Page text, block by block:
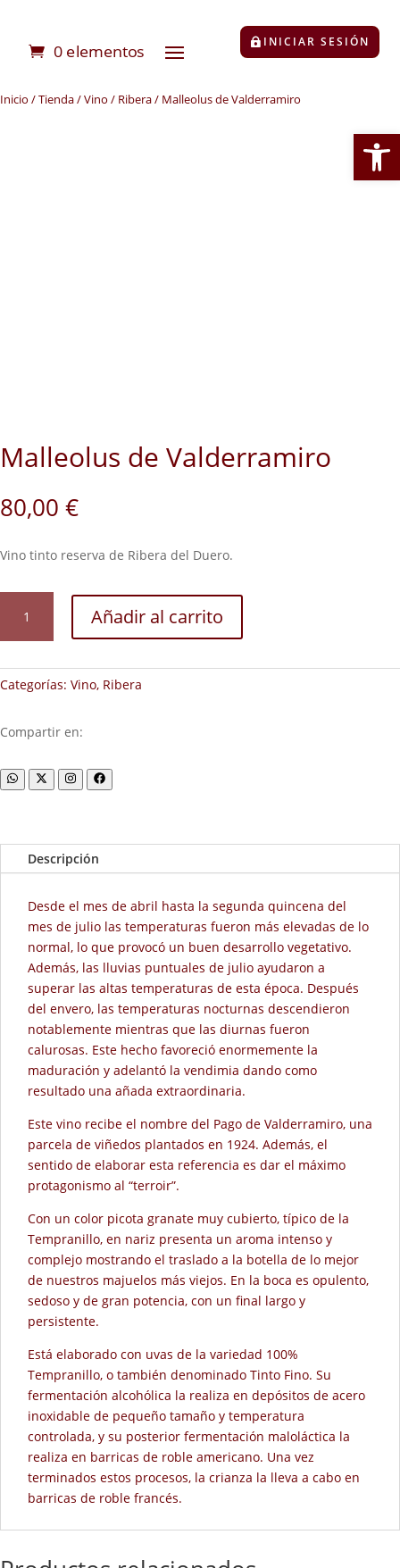
0 elementos INICIAR SESIÓN
Inicio /Tienda/Vino / Ribera/ Malleolus de Valderramiro
Malleolus de Valderramiro
80,00 €
Vino tinto reserva de Ribera del Duero.
Valderramiro
Añadir al carrito
Categorías: Vino, Ribera
Compartir en:
Descripción
Desde el mes de abril hasta la segunda quincena del
mes de julio las temperaturas fueron más elevadas de lo
normal, lo que provocó un buen desarrollo vegetativo.
Además, las lluvias puntuales de julio ayudaron a
superar las altas temperaturas de esta época. Después
del envero, las temperaturas nocturnas descendieron
notablemente mientras que las diurnas fueron
calurosas. Este hecho favoreció enormemente la
maduración y adelantó la vendimia dando como
resultado una añada extraordinaria.
Este vino recibe el nombre del Pago de Valderramiro, una
parcela de viñedos plantados en 1924. Además, el
sentido de elaborar esta referencia es dar el máximo
protagonismo al “terroir”.
Con un color picota granate muy cubierto, típico de la
Tempranillo, en nariz presenta un aroma intenso y
complejo mostrando el traslado a la botella de lo mejor
de nuestros majuelos más viejos. En la boca es opulento,
sedoso y de gran potencia, con un final largo y
persistente.
Está elaborado con uvas de la variedad 100%
Tempranillo, o también denominado Tinto Fino. Su
fermentación alcohólica la realiza en depósitos de acero
inoxidable de pequeño tamaño y temperatura
controlada, y su posterior fermentación maloláctica la
realiza en barricas de roble americano. Una vez
terminados estos procesos, la crianza la lleva a cabo en
barricas de roble francés.